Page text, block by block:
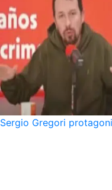
Sergio Gregori